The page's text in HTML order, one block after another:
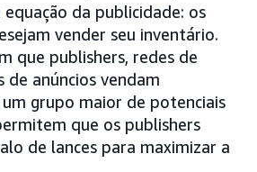
da publicidade: os
vender seu inventário.
que publishers, redes de
de anúncios vendam
grupo maior de potenciais
que os publishers
de lances para maximizar a